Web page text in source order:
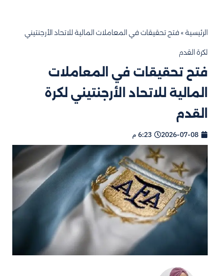
الرئيسية »فتح تحقيقات في المعاملات المالية للاتحاد الأرجنتيني
لكرة القدم
فتح تحقيقات في المعاملات
المالية للاتحاد الأرجنتيني لكرة
القدم
2026-07-08 6:23 م